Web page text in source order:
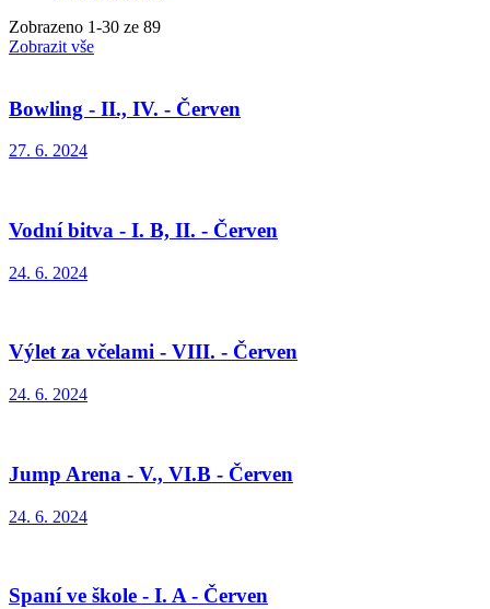
Zobrazeno 1-30 ze 89
Zobrazit vše
Bowling - II., IV. - Červen
27. 6. 2024
Vodní bitva - I. B, II. - Červen
24. 6. 2024
Výlet za včelami - VIII. - Červen
24. 6. 2024
Jump Arena - V., VI.B - Červen
24. 6. 2024
Spaní ve škole - I. A - Červen